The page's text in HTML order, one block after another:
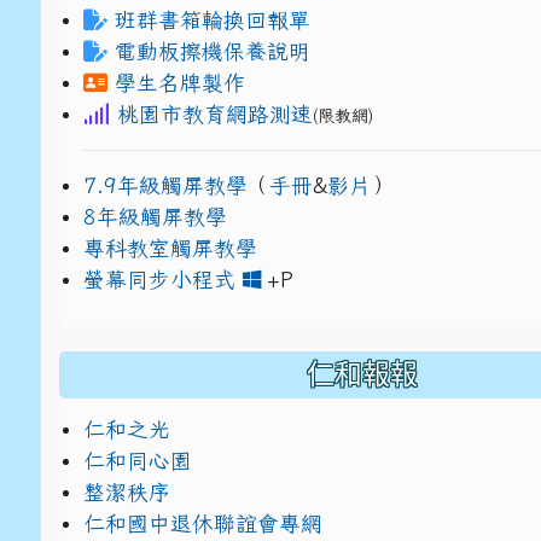
班群書箱輪換回報單
電動板擦機保養說明
學生名牌製作
桃園市教育網路測速 (限教網)
7.9年級觸屏教學 （ 手冊&影片 ）
8年級觸屏教學
專科教室觸屏教學
螢幕同步小程式
+Plink to https://
link to https://
仁和報報
仁和之光
仁和同心園
整潔秩序
仁和國中退休聯誼會專網